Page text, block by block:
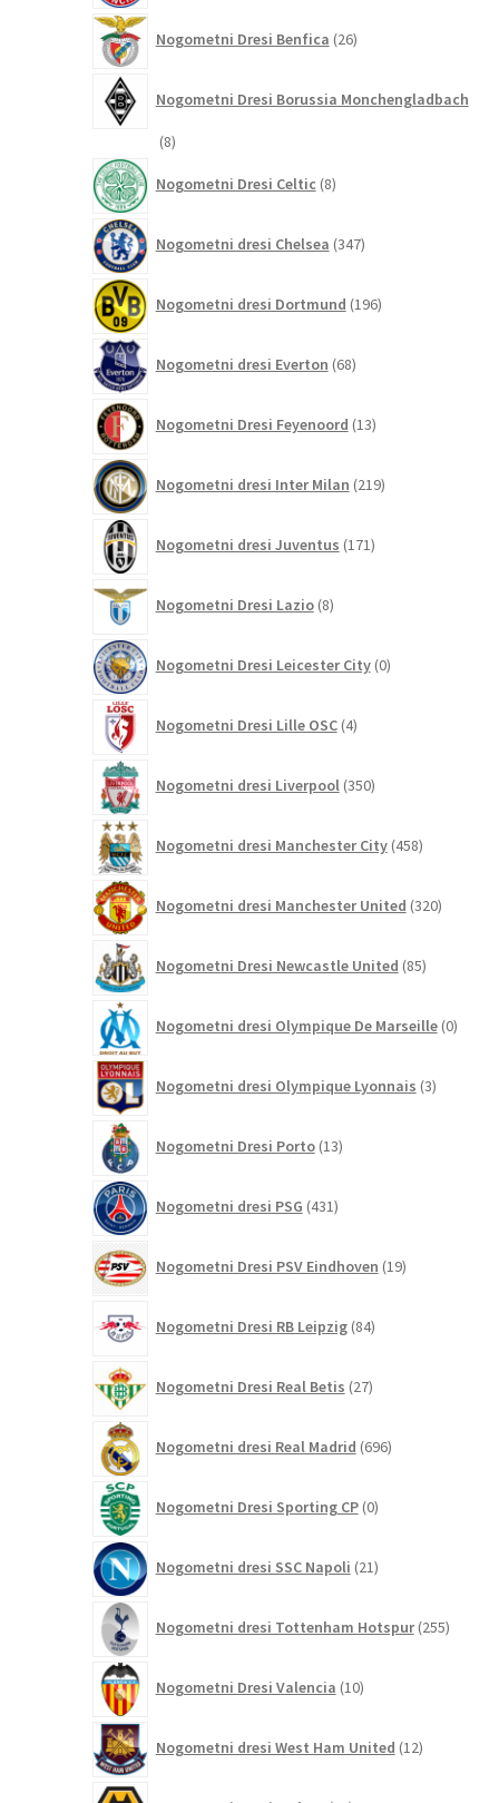
Nogometni Dresi Benfica 26izdelkov
Nogometni Dresi Borussia Monchengladbach
88
Nogometni Dresi Celtic 8izdelkov
Nogometni dresi Chelsea 347izdelkov
Nogometni dresi Dortmund 196izdelkov
Nogometni dresi Everton 68izdelkov
Nogometni Dresi Feyenoord 13izdelkov
Nogometni dresi Inter Milan 219izdelkov
Nogometni dresi Juventus 171izdelkov
Nogometni Dresi Lazio 8izdelkov
Nogometni Dresi Leicester City 0izdelkov
Nogometni Dresi Lille OSC 4izdelki
Nogometni dresi Liverpool 350izdelkov
Nogometni dresi Manchester City 458izdelkov
Nogometni dresi Manchester United 320izdelkov
Nogometni Dresi Newcastle United 85izdelkov
Nogometni dresi Olympique De Marseille 0
Nogometni dresi Olympique Lyonnais 3izdelki
Nogometni Dresi Porto 13izdelkov
Nogometni dresi PSG 431izdelkov
Nogometni Dresi PSV Eindhoven 19izdelkov
Nogometni Dresi RB Leipzig 84izdelkov
Nogometni Dresi Real Betis 27izdelkov
Nogometni dresi Real Madrid 696izdelkov
Nogometni Dresi Sporting CP 0izdelkov
Nogometni dresi SSC Napoli 21izdelkov
Nogometni dresi Tottenham Hotspur 255
Nogometni Dresi Valencia 10izdelkov
Nogometni dresi West Ham United 12izdelkov